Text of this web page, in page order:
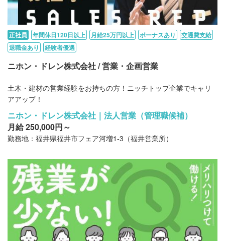
正社員 年間休日120日以上 月給25万円以上 ボーナスあり
交通費支給
退職金あり
経験者優遇
ニホン・ドレン株式会社 / 営業・企画営業
土木・建材の営業経験をお持ちの方！ニッチトップ企業でキャリ
アアップ！
ニホン・ドレン株式会社｜法人営業（管理職候補）
月給 250,000円～
勤務地：福井県福井市フェア河増1-3（福井営業所）